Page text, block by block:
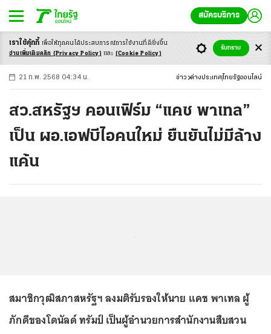
สมัครบริการ
-ก ก ก+
21 ก.พ. 2568 04:34 น. ข่าว ต่างประเทศ ไทยรัฐออนไลน์
สว.สหรัฐฯ คอนเฟิร์ม “แคช พาเทล”
เป็น ผอ.เอฟบีไอคนใหม่ ยืนยันไม่มีล้าง
แค้น
สมาชิกวุฒิสภาสหรัฐฯ ลงมติรับรองให้นาย แคช พาเทล ผู้
ภักดีของโดนัลด์ ทรัมป์ เป็นผู้อำนวยการสำนักงานสืบสวน
เราใช้คุ้กกี้ เพื่อให้ทุกคนได้ประสบการณ์การใช้งานที่ดียิ่งขึ้น
อ่านเพิ่มเติมคลิก (Privacy Policy) และ (Cookie Policy)
รับทราบ